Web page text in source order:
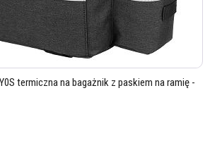
termiczna na bagażnik z paskiem na ramię -